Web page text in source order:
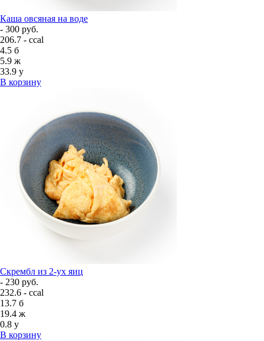
Каша овсяная на воде
- 300 руб.
206.7 - ccal
4.5 б
5.9 ж
33.9 у
В корзину
Скрембл из 2-ух яиц
- 230 руб.
232.6 - ccal
13.7 б
19.4 ж
0.8 у
В корзину